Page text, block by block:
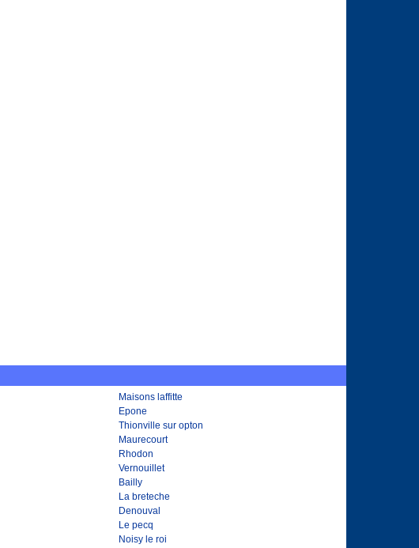
Maisons laffitte
Epone
Thionville sur opton
Maurecourt
Rhodon
Vernouillet
Bailly
La breteche
Denouval
Le pecq
Noisy le roi